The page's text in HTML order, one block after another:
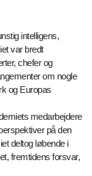
intelligens,
var bredt
chefer og
om nogle
og Europas
medarbejdere
på den
deltog løbende i
fremtidens forsvar,